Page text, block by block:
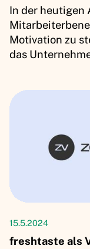
In der heutigen
Motivation zu
das
15.5.2024
freshtaste als